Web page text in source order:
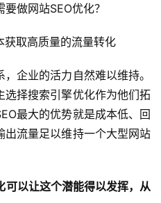
做网站SEO优化？
获取高质量的流量转化
企业的活力自然难以维持。
选择搜索引擎优化作为他们拓
最大的优势就是成本低、回
流量足以维持一个大型网站
可以让这个潜能得以发挥，从